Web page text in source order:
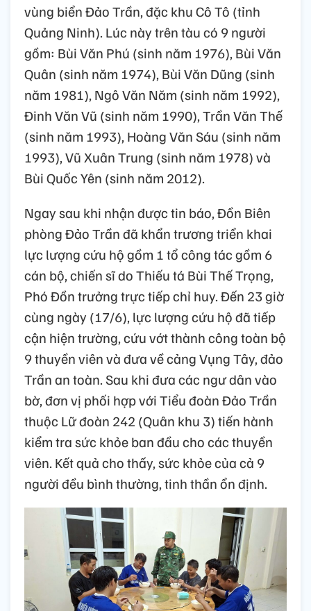
vùng biển Đảo Trần, đặc khu Cô Tô (tỉnh
Quảng Ninh). Lúc này trên tàu có 9 người
gồm: Bùi Văn Phú (sinh năm 1976), Bùi Văn
Quân (sinh năm 1974), Bùi Văn Dũng (sinh
năm 1981), Ngô Văn Năm (sinh năm 1992),
Đinh Văn Vũ (sinh năm 1990), Trần Văn Thế
(sinh năm 1993), Hoàng Văn Sáu (sinh năm
1993), Vũ Xuân Trung (sinh năm 1978) và
Bùi Quốc Yên (sinh năm 2012).
Ngay sau khi nhận được tin báo, Đồn Biên
phòng Đảo Trần đã khẩn trương triển khai
lực lượng cứu hộ gồm 1 tổ công tác gồm 6
cán bộ, chiến sĩ do Thiếu tá Bùi Thế Trọng,
Phó Đồn trưởng trực tiếp chỉ huy. Đến 23 giờ
cùng ngày (17/6), lực lượng cứu hộ đã tiếp
cận hiện trường, cứu vớt thành công toàn bộ
9 thuyền viên và đưa về cảng Vụng Tây, đảo
Trần an toàn. Sau khi đưa các ngư dân vào
bờ, đơn vị phối hợp với Tiểu đoàn Đảo Trần
thuộc Lữ đoàn 242 (Quân khu 3) tiến hành
kiểm tra sức khỏe ban đầu cho các thuyền
viên. Kết quả cho thấy, sức khỏe của cả 9
người đều bình thường, tinh thần ổn định.